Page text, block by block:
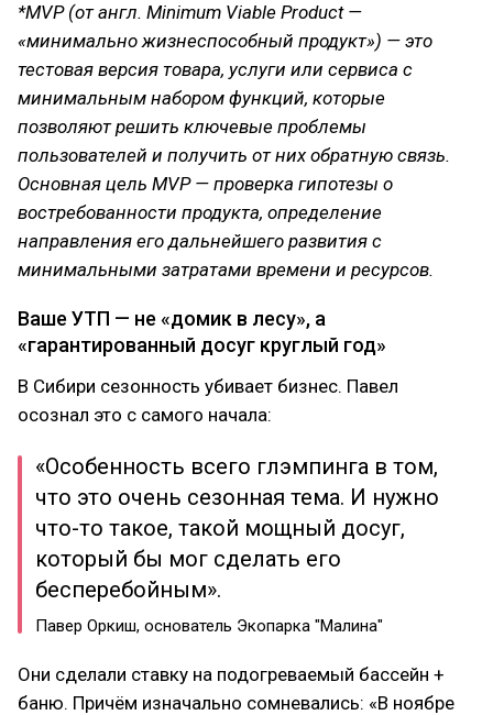
*MVP (от англ. Minimum Viable Product —
«минимально жизнеспособный продукт») — это
тестовая версия товара, услуги или сервиса с
минимальным набором функций, которые
позволяют решить ключевые проблемы
пользователей и получить от них обратную связь.
Основная цель MVP — проверка гипотезы о
востребованности продукта, определение
направления его дальнейшего развития с
минимальными затратами времени и ресурсов.
Ваше УТП — не «домик в лесу», а
«гарантированный досуг круглый год»
В Сибири сезонность убивает бизнес. Павел
осознал это с самого начала:
«Особенность всего глэмпинга в том,
что это очень сезонная тема. И нужно
что-то такое, такой мощный досуг,
который бы мог сделать его
бесперебойным».
Павер Оркиш, основатель Экопарка "Малина"
Они сделали ставку на подогреваемый бассейн +
баню. Причём изначально сомневались: «В ноябре